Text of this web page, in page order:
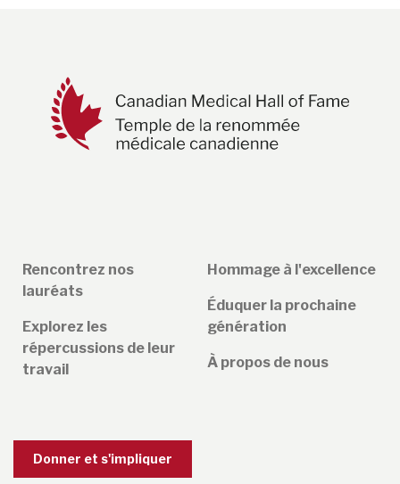
Rencontrez nos
lauréats
Explorez les
répercussions de leur
travail
Hommage à l'excellence
Éduquer la prochaine
génération
À propos de nous
Donner et s'impliquer